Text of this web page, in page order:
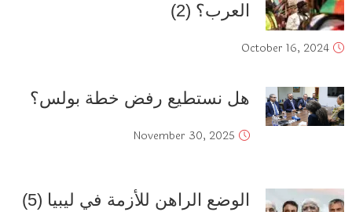
العرب؟ (2)
October 16, 2024
هل نستطيع رفض خطة بولس؟
November 30, 2025
الوضع الراهن للأزمة في ليبيا (5)